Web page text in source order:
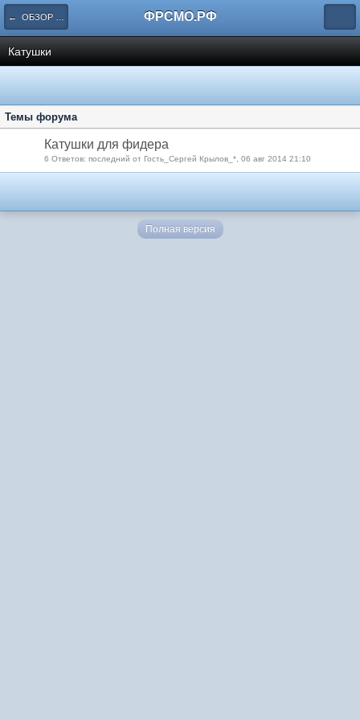
← ОБЗОР РЫБОЛОВНЫХ СНАСТЕЙ И ТОВАРОВ ФРСМО.РФ
Катушки
Темы форума
Катушки для фидера
6 Ответов: последний от Гость_Сергей Крылов_*, 06 авг 2014 21:10
Полная версия